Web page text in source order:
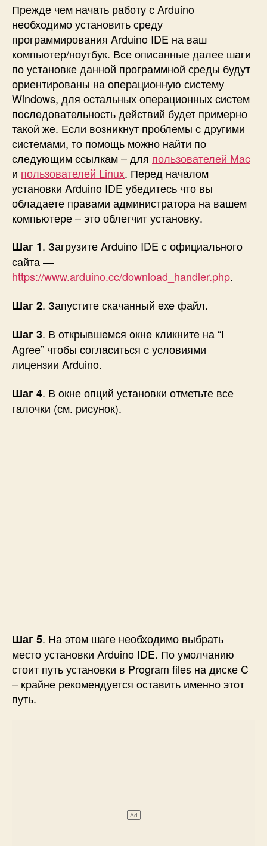
Прежде чем начать работу с Arduino
необходимо установить среду
программирования Arduino IDE на ваш
компьютер/ноутбук. Все описанные далее шаги
по установке данной программной среды будут
ориентированы на операционную систему
Windows, для остальных операционных систем
последовательность действий будет примерно
такой же. Если возникнут проблемы с другими
системами, то помощь можно найти по
следующим ссылкам – для пользователей Mac
и пользователей Linux. Перед началом
установки Arduino IDE убедитесь что вы
обладаете правами администратора на вашем
компьютере – это облегчит установку.
Шаг 1. Загрузите Arduino IDE с официального
сайта —
https://www.arduino.cc/download_handler.php.
Шаг 2. Запустите скачанный exe файл.
Шаг 3. В открывшемся окне кликните на “I
Agree” чтобы согласиться с условиями
лицензии Arduino.
Шаг 4. В окне опций установки отметьте все
галочки (см. рисунок).
Шаг 5. На этом шаге необходимо выбрать
место установки Arduino IDE. По умолчанию
стоит путь установки в Program files на диске C
– крайне рекомендуется оставить именно этот
путь.